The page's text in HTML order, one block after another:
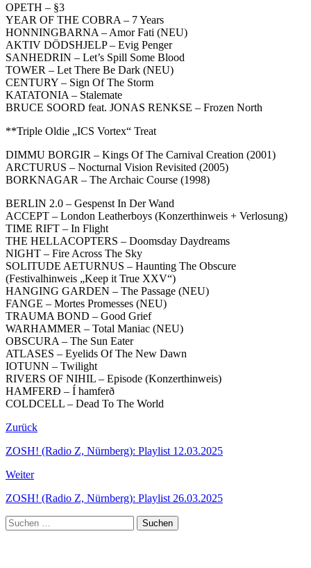
OPETH – §3
YEAR OF THE COBRA – 7 Years
HONNINGBARNA – Amor Fati (NEU)
AKTIV DÖDSHJELP – Evig Penger
SANHEDRIN – Let’s Spill Some Blood
TOWER – Let There Be Dark (NEU)
CENTURY – Sign Of The Storm
KATATONIA – Stalemate
BRUCE SOORD feat. JONAS RENKSE – Frozen North
**Triple Oldie „ICS Vortex“ Treat
DIMMU BORGIR – Kings Of The Carnival Creation (2001)
ARCTURUS – Nocturnal Vision Revisited (2005)
BORKNAGAR – The Archaic Course (1998)
BERLIN 2.0 – Gespenst In Der Wand
ACCEPT – London Leatherboys (Konzerthinweis + Verlosung)
TIME RIFT – In Flight
THE HELLACOPTERS – Doomsday Daydreams
NIGHT – Fire Across The Sky
SOLITUDE AETURNUS – Haunting The Obscure
(Festivalhinweis „Keep it True XXV“)
HANGING GARDEN – The Passage (NEU)
FANGE – Mortes Promesses (NEU)
TRAUMA BOND – Good Grief
WARHAMMER – Total Maniac (NEU)
OBSCURA – The Sun Eater
ATLASES – Eyelids Of The New Dawn
IOTUNN – Twilight
RIVERS OF NIHIL – Episode (Konzerthinweis)
HAMFERÐ – Í hamferð
COLDCELL – Dead To The World
Zurück
ZOSH! (Radio Z, Nürnberg): Playlist 12.03.2025
Weiter
ZOSH! (Radio Z, Nürnberg): Playlist 26.03.2025
Suchen
nach: